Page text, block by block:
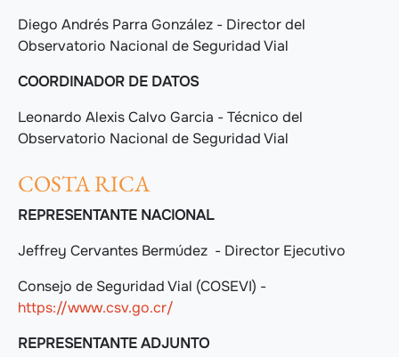
Diego Andrés Parra González - Director del
Observatorio Nacional de Seguridad Vial
COORDINADOR DE DATOS
Leonardo Alexis Calvo Garcia - Técnico del
Observatorio Nacional de Seguridad Vial
COSTA RICA
REPRESENTANTE NACIONAL
Jeffrey Cervantes Bermúdez - Director Ejecutivo
Consejo de Seguridad Vial (COSEVI) -
https://www.csv.go.cr/
REPRESENTANTE ADJUNTO